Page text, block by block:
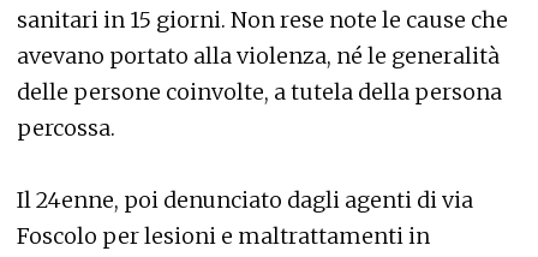
sanitari in 15 giorni. Non rese note le cause che
avevano portato alla violenza, né le generalità
delle persone coinvolte, a tutela della persona
percossa.
Il 24enne, poi denunciato dagli agenti di via
Foscolo per lesioni e maltrattamenti in